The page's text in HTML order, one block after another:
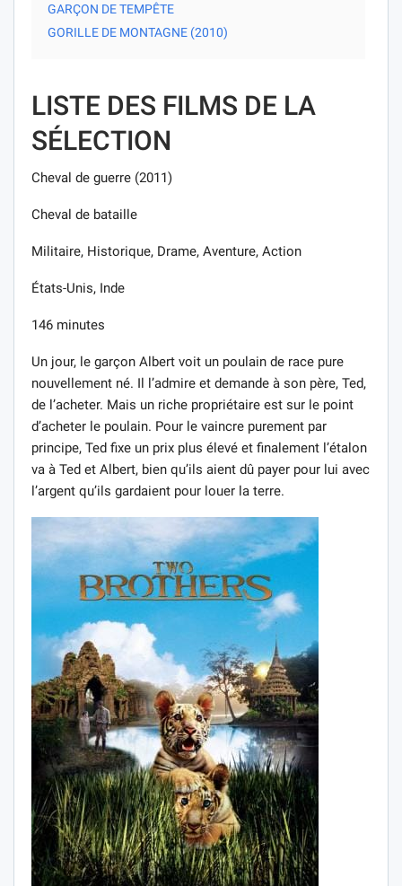
GARÇON DE TEMPÊTE
GORILLE DE MONTAGNE (2010)
LISTE DES FILMS DE LA
SÉLECTION
Cheval de guerre (2011)
Cheval de bataille
Militaire, Historique, Drame, Aventure, Action
États-Unis, Inde
146 minutes
Un jour, le garçon Albert voit un poulain de race pure
nouvellement né. Il l’admire et demande à son père, Ted,
de l’acheter. Mais un riche propriétaire est sur le point
d’acheter le poulain. Pour le vaincre purement par
principe, Ted fixe un prix plus élevé et finalement l’étalon
va à Ted et Albert, bien qu’ils aient dû payer pour lui avec
l’argent qu’ils gardaient pour louer la terre.